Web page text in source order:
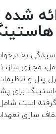
رسیدگی به
مجازی ساز،
پنل و
برای
است
سازی